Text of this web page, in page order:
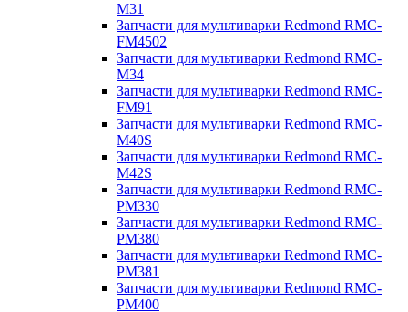
M31
Запчасти для мультиварки Redmond RMC-
FM4502
Запчасти для мультиварки Redmond RMC-
M34
Запчасти для мультиварки Redmond RMC-
FM91
Запчасти для мультиварки Redmond RMC-
M40S
Запчасти для мультиварки Redmond RMC-
M42S
Запчасти для мультиварки Redmond RMC-
PM330
Запчасти для мультиварки Redmond RMC-
PM380
Запчасти для мультиварки Redmond RMC-
PM381
Запчасти для мультиварки Redmond RMC-
PM400